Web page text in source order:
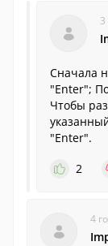
Сначала
"Enter";
Чтобы
"Enter".
2
4